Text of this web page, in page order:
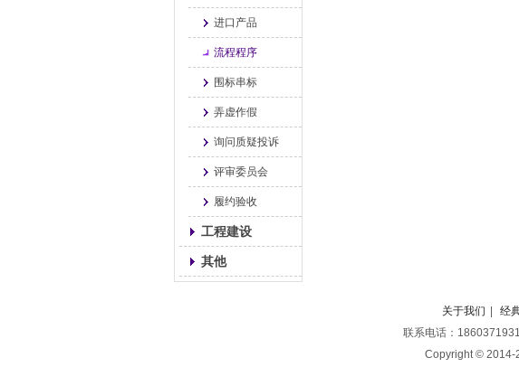
进口产品
流程程序
围标串标
弄虚作假
询问质疑投诉
评审委员会
履约验收
工程建设
其他
关于我们 经
联系电话：
Copyright © 2014-